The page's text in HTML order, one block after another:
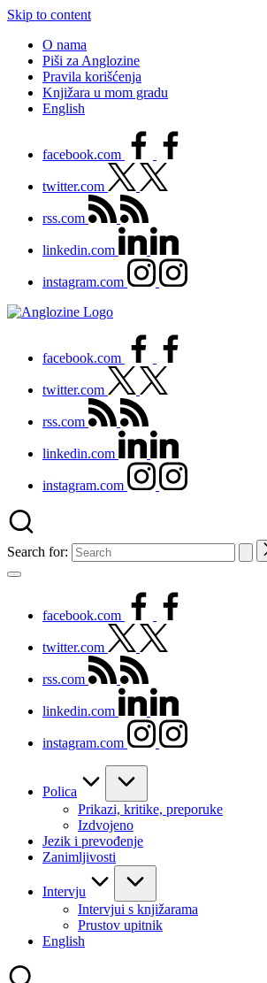
Skip to content
O nama
Piši za Anglozine
Pravila korišćenja
Knjižara u mom gradu
English
facebook.com
twitter.com
rss.com
linkedin.com
instagram.com
facebook.com
twitter.com
rss.com
linkedin.com
instagram.com
Search for:
facebook.com
twitter.com
rss.com
linkedin.com
instagram.com
Polica
Prikazi, kritike, preporuke
Izdvojeno
Jezik i prevođenje
Zanimljivosti
Intervju
Intervjui s knjižarama
Prustov upitnik
English